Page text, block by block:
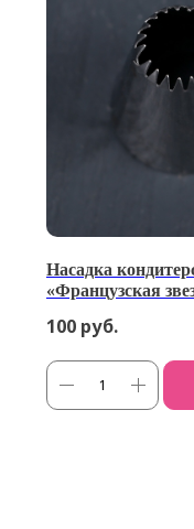
Насадка
«Французская
100 руб.